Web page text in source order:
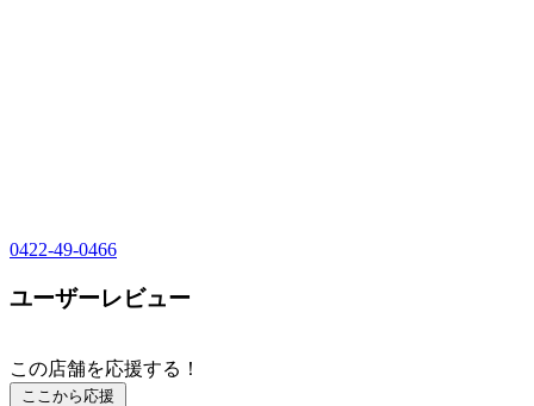
0422-49-0466
ユーザーレビュー
この店舗を応援する！
ここから応援